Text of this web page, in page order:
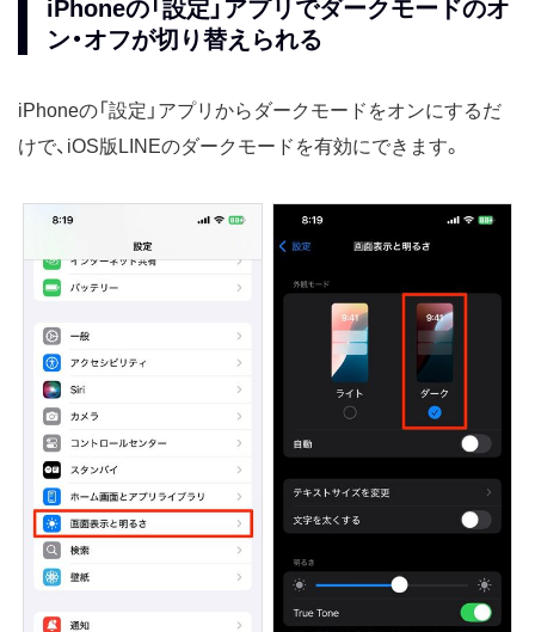
iPhoneの「設定」アプリでダークモードのオ
ン・オフが切り替えられる
iPhoneの「設定」アプリからダークモードをオンにするだ
けで、iOS版LINEのダークモードを有効にできます。